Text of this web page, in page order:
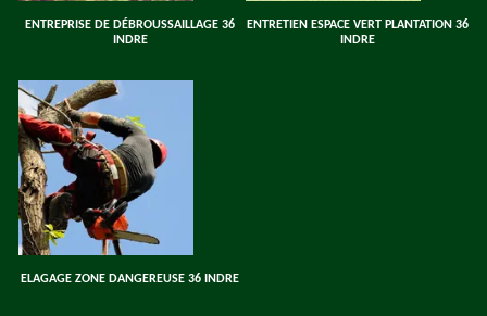
ENTREPRISE DE DÉBROUSSAILLAGE 36
INDRE
ENTRETIEN ESPACE VERT PLANTATION 36
INDRE
ELAGAGE ZONE DANGEREUSE 36 INDRE